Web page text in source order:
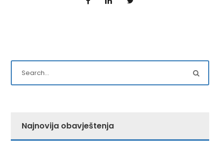
Najnovija obavještenja